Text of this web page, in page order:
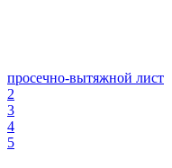
просечно-вытяжной лист
2
3
4
5